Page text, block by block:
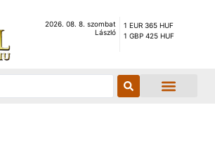
2026. 08. 8. szombat
László
1 EUR 365 HUF
1 GBP 425 HUF